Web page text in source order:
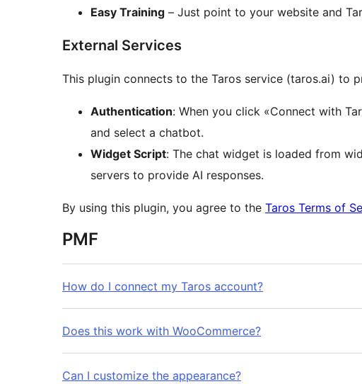
Easy Training – Just point to your website and
External Services
This plugin connects to the Taros service (taros.ai) to
Authentication: When you click «Connect with
and select a chatbot.
Widget Script: The chat widget is loaded from
servers to provide AI responses.
By using this plugin, you agree to the Taros Terms of
PMF
How do I connect my Taros account?
Does this work with WooCommerce?
Can I customize the appearance?